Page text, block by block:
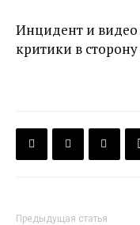
Инцидент и
критики в
Предыдущая статья